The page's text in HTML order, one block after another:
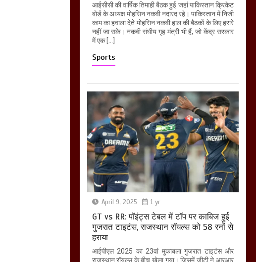
आईसीसी की वार्षिक तिमाही बैठक हुई जहां पाकिस्तान क्रिकेट
बोर्ड के अध्यक्ष मोहसिन नकवी नदारद रहे। पाकिस्तान में निजी
काम का हवाला देते मोहसिन नकवी हाल की बैठकों के लिए हरारे
नहीं जा सके। नकवी संघीय गृह मंत्री भी हैं, जो केंद्र सरकार
में एक […]
Sports
April 9, 2025 1 yr
GT vs RR: पॉइंट्स टेबल में टॉप पर काबिज हुई
गुजरात टाइटंस, राजस्थान रॉयल्स को 58 रनों से
हराया
आईपीएल 2025 का 23वां मुकाबला गुजरात टाइटंस और
राजस्थान रॉयल्स के बीच खेला गया। जिसमें जीटी ने आरआर